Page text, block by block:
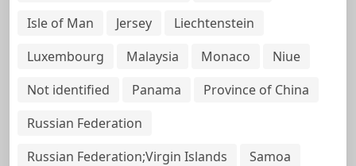
Isle of Man
Jersey
Liechtenstein
Luxembourg
Malaysia Monaco
Niue
Not identified
Panama
Province of China
Russian Federation
Russian Federation;Virgin Islands
Samoa